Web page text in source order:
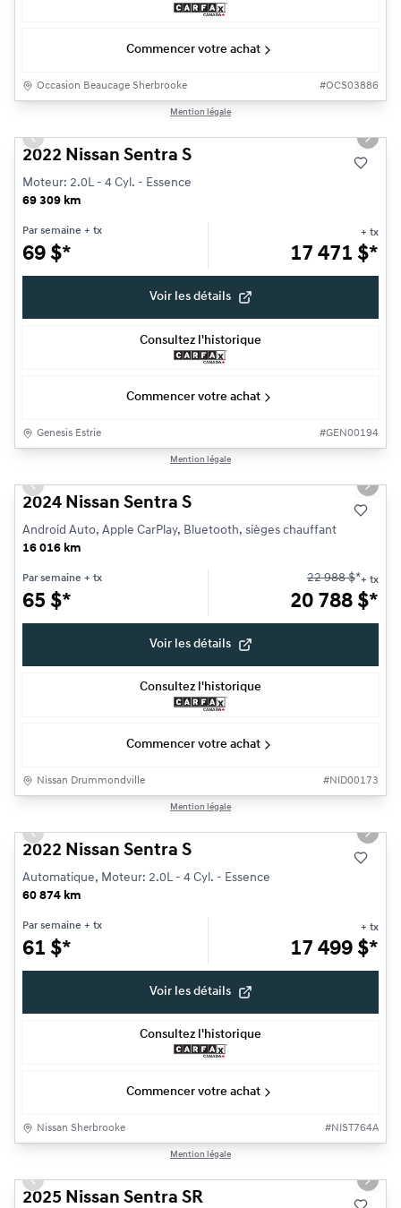
Commencer votre achat
Occasion Beaucage Sherbrooke #OCS03886
Mention légale
Previous slide Next
2022 Nissan Sentra S
Moteur: 2.0L - 4 Cyl. - Essence
69 309 km
Par semaine + tx
69 $*
+ tx
17 471 $*
Voir les détails
Consultez l'historique
Commencer votre achat
Genesis Estrie #GEN00194
Mention légale
Previous slide Next
2024 Nissan Sentra S
Android Auto, Apple CarPlay, Bluetooth, sièges chauffant
16 016 km
Par semaine + tx
65 $*
22 988$*+ tx
20 788 $*
Voir les détails
Consultez l'historique
Commencer votre achat
Nissan Drummondville #NID00173
Mention légale
Previous slide Next
2022 Nissan Sentra S
Automatique, Moteur: 2.0L - 4 Cyl. - Essence
60 874 km
Par semaine + tx
61 $*
+ tx
17 499 $*
Voir les détails
Consultez l'historique
Commencer votre achat
Nissan Sherbrooke #NIST764A
Mention légale
Previous slide Next
2025 Nissan Sentra SR